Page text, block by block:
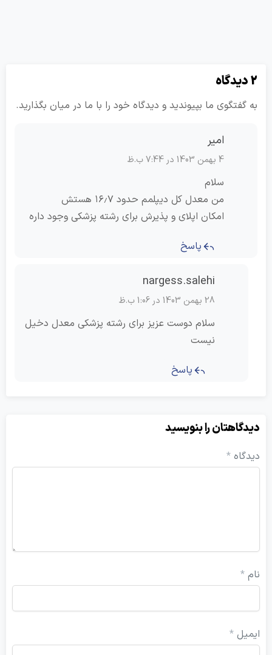
ما بپیوندید و دیدگاه خود را با ما در میان بگذارید.
من معدل کل دیپلمم حدود ۱۶٫۷ هستش
امکان اپلای و پذیرش برای رشته پزشکی وجود داره
پاسخ
nargess.salehi
سلام دوست عزیز برای رشته پزشکی معدل دخیل
پاسخ
را بنویسید